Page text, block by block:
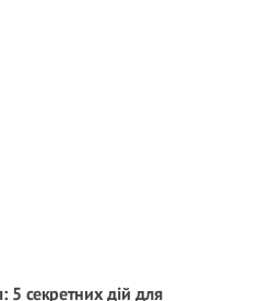
5 секретних дій для